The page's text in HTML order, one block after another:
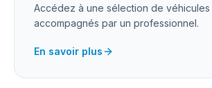
Accédez à une sélection de
accompagnés par un professionnel.
En savoir plus